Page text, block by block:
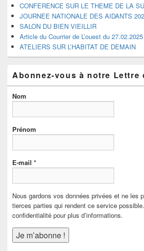
CONFERENCE SUR LE THEME DE LA
JOURNEE NATIONALE DES AIDANTS
SALON DU BIEN VIEILLIR
Article du Courrier de L’ouest du 27.02.2025
ATELIERS SUR L’HABITAT DE DEMAIN
Abonnez-vous à notre Lettre
Nom
Prénom
E-mail *
Nous gardons vos données privées et ne les
tierces parties qui rendent ce service
confidentialité pour plus d’informations.